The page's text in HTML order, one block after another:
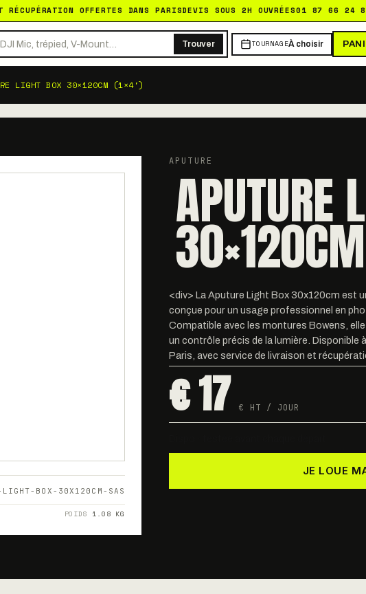
OFFERTES DANS PARISDEVIS SOUS 2H OUVRÉES01 87 66 24
Trouver TOURNAGEÀ choisir
LIGHT BOX 30×120CM (1×4')
LIGHT-BOX-30X120CM-SAS
POIDS 1.08 KG
APUTURE
APUTURE
<div> La Aputure Light Box 30x120cm est
conçue pour un usage professionnel en
Compatible avec les montures Bowens,
un contrôle précis de la lumière. Disponible
Paris, avec service de livraison et
€ 17 € HT / JOUR
JE LOUE